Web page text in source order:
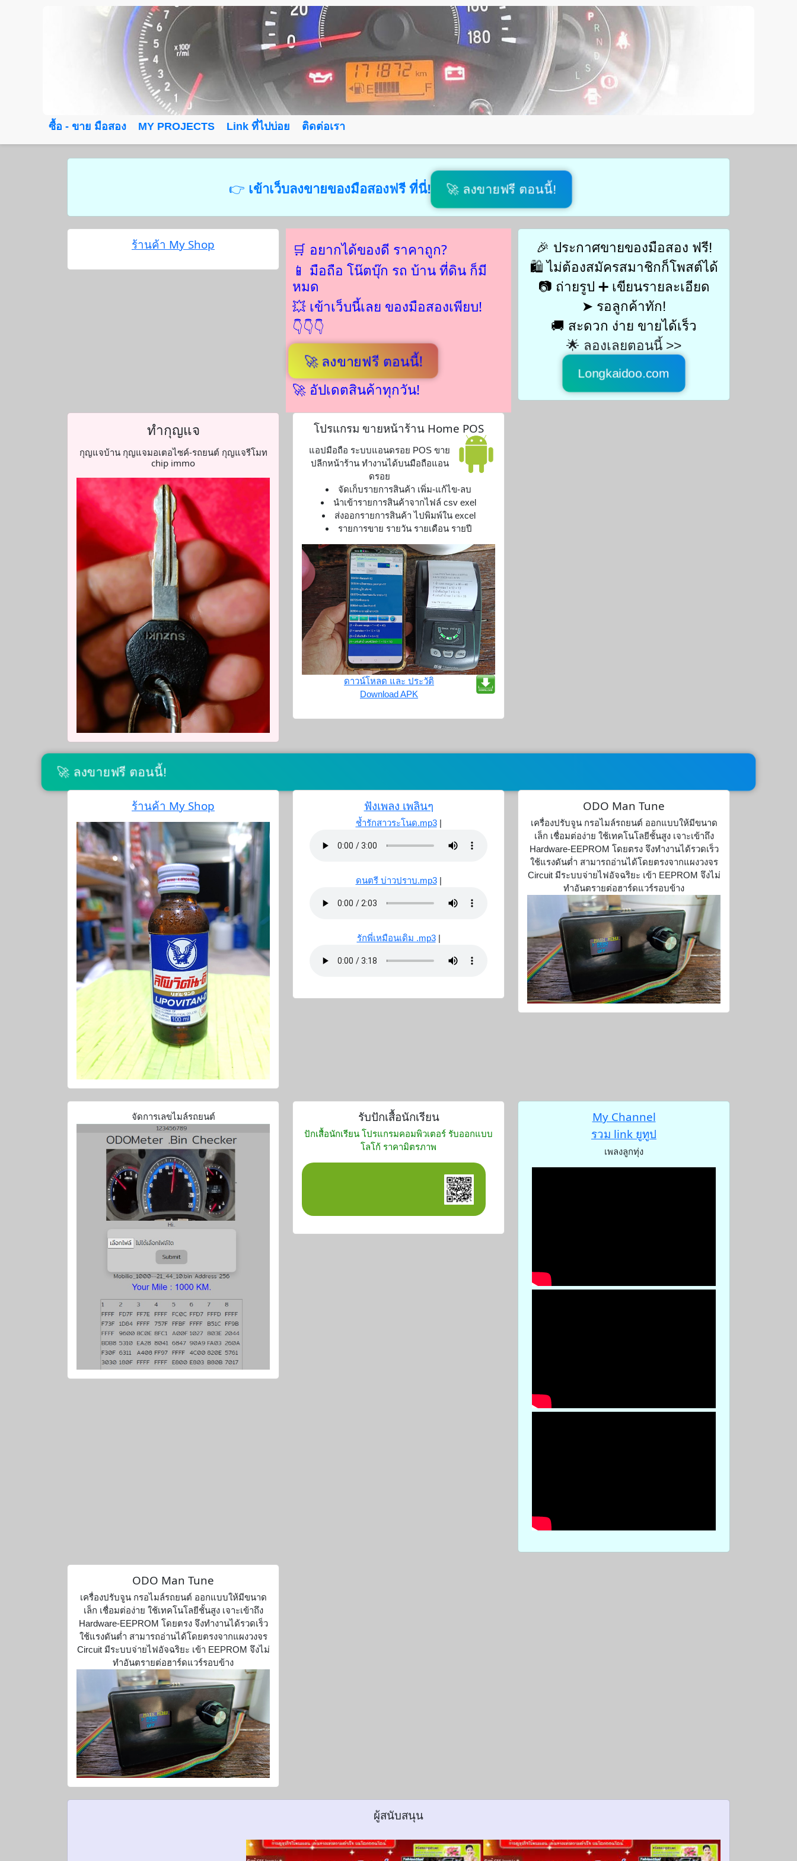
ซื้อ - ขาย มือสอง MY PROJECTS Link ที่ไปบ่อย ติดต่อเรา
👉 เข้าเว็บลงขายของมือสองฟรี ที่นี่! 🚀 ลงขายฟรี ตอนนี้!
ร้านค้า My Shop
🛒 อยากได้ของดี ราคาถูก?
📱 มือถือ โน๊ตบุ๊ก รถ บ้าน ที่ดิน ก็มี
หมด
💥 เข้าเว็บนี้เลย ของมือสองเพียบ!
👇👇👇
🚀 ลงขายฟรี ตอนนี้!
🚀 อัปเดตสินค้าทุกวัน!
🎉 ประกาศขายของมือสอง ฟรี!
🛍️ ไม่ต้องสมัครสมาชิกก็โพสต์ได้
📷 ถ่ายรูป ➕ เขียนรายละเอียด
➤ รอลูกค้าทัก!
🚚 สะดวก ง่าย ขายได้เร็ว
🌟 ลองเลยตอนนี้ >>
Longkaidoo.com
ทำกุญแจ
กุญแจบ้าน กุญแจมอเตอไซค์-รถยนต์ กุญแจรีโมท
chip immo
โปรแกรม ขายหน้าร้าน Home POS
แอปมือถือ ระบบแอนดรอย POS ขาย
ปลีกหน้าร้าน ทำงานได้บนมือถือแอน
ดรอย
จัดเก็บรายการสินค้า เพิ่ม-แก้ไข-ลบ
นำเข้ารายการสินค้าจากไฟล์ csv exel
ส่งออกรายการสินค้า ไปพิมพ์ใน excel
รายการขาย รายวัน รายเดือน รายปี
ดาวน์โหลด และ ประวัติ
Download APK
🚀 ลงขายฟรี ตอนนี้!
ร้านค้า My Shop ฟังเพลง เพลินๆ
ช้ำรักสาวระโนด.mp3|
ดนตรี บ่าวปราบ.mp3|
รักพี่เหมือนเดิม .mp3|
ODO Man Tune
เครื่องปรับจูน กรอไมล์รถยนต์ ออกแบบให้มีขนาด
เล็ก เชื่อมต่อง่าย ใช้เทคโนโลยีชั้นสูง เจาะเข้าถึง
Hardware-EEPROM โดยตรง จึงทำงานได้รวดเร็ว
ใช้แรงดันต่ำ สามารถอ่านได้โดยตรงจากแผงวงจร
Circuit มีระบบจ่ายไฟอัจฉริยะ เข้า EEPROM จึงไม่
ทำอันตรายต่อฮาร์ดแวร์รอบข้าง
จัดการเลขไมล์รถยนต์ รับปักเสื้อนักเรียน
ปักเสื้อนักเรียน โปรแกรมคอมพิวเตอร์ รับออกแบบ
โลโก้ ราคามิตรภาพ
My Channel
รวม link ยูทูป
เพลงลูกทุ่ง
ODO Man Tune
เครื่องปรับจูน กรอไมล์รถยนต์ ออกแบบให้มีขนาด
เล็ก เชื่อมต่อง่าย ใช้เทคโนโลยีชั้นสูง เจาะเข้าถึง
Hardware-EEPROM โดยตรง จึงทำงานได้รวดเร็ว
ใช้แรงดันต่ำ สามารถอ่านได้โดยตรงจากแผงวงจร
Circuit มีระบบจ่ายไฟอัจฉริยะ เข้า EEPROM จึงไม่
ทำอันตรายต่อฮาร์ดแวร์รอบข้าง
ผู้สนับสนุน